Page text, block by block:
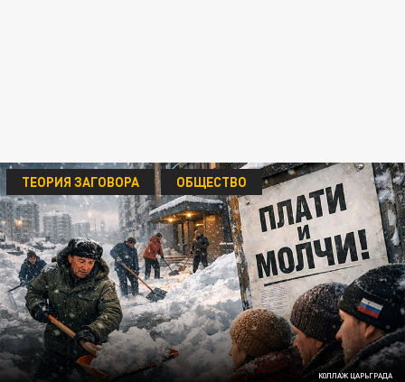
КОЛЛАЖ ЦАРЬГРАДА
ТЕОРИЯ ЗАГОВОРА ОБЩЕСТВО